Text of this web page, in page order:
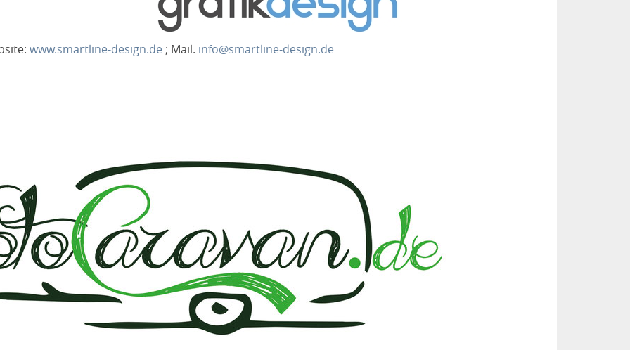
www.smartline-design.de ; Mail. info@smartline-design.de